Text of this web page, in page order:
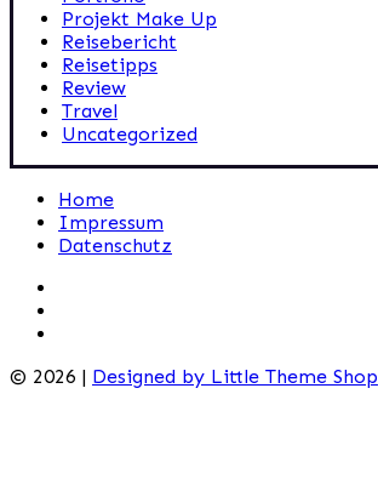
Projekt Make Up
Reisebericht
Reisetipps
Review
Travel
Uncategorized
Home
Impressum
Datenschutz
© 2026 | Designed by Little Theme Shop